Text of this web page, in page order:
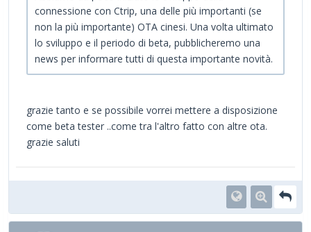
connessione con Ctrip, una delle più importanti (se
non la più importante) OTA cinesi. Una volta ultimato
lo sviluppo e il periodo di beta, pubblicheremo una
news per informare tutti di questa importante novità.
grazie tanto e se possibile vorrei mettere a disposizione
come beta tester ..come tra l'altro fatto con altre ota.
grazie saluti